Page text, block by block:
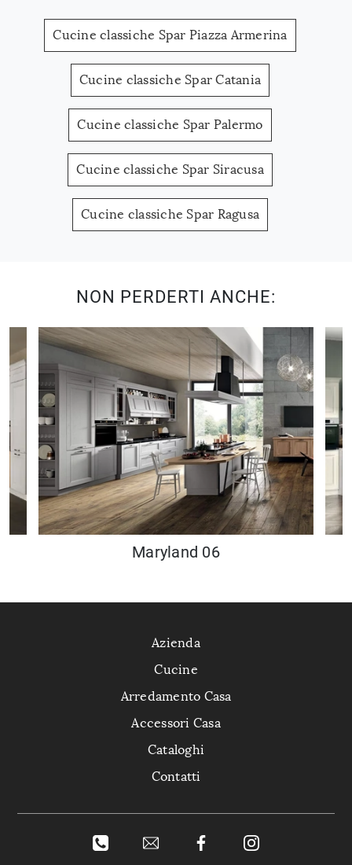
Cucine classiche Spar Piazza Armerina
Cucine classiche Spar Catania
Cucine classiche Spar Palermo
Cucine classiche Spar Siracusa
Cucine classiche Spar Ragusa
NON PERDERTI ANCHE:
Maryland 06
Azienda
Cucine
Arredamento Casa
Accessori Casa
Cataloghi
Contatti